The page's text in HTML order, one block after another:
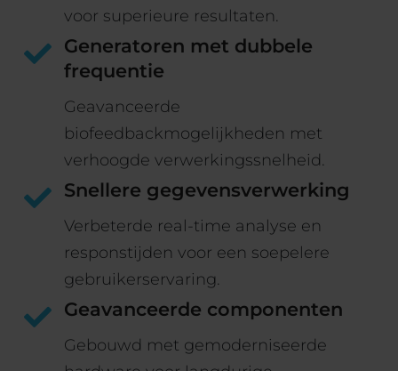
voor superieure resultaten.
Generatoren met dubbele
frequentie
Geavanceerde
biofeedbackmogelijkheden met
verhoogde verwerkingssnelheid.
Snellere gegevensverwerking
Verbeterde real-time analyse en
responstijden voor een soepelere
gebruikerservaring.
Geavanceerde componenten
Gebouwd met gemoderniseerde